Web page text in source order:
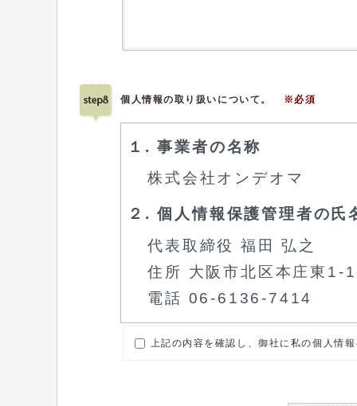
個人情報の取り扱いについて。 ※必須
上記の内容を確認し、御社に私の個人情